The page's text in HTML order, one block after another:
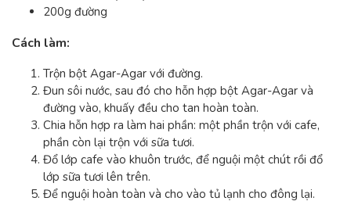
200g đường
Cách làm:
Trộn bột Agar-Agar với đường.
Đun sôi nước, sau đó cho hỗn hợp bột Agar-Agar và
đường vào, khuấy đều cho tan hoàn toàn.
Chia hỗn hợp ra làm hai phần: một phần trộn với cafe,
phần còn lại trộn với sữa tươi.
Đổ lớp cafe vào khuôn trước, để nguội một chút rồi đổ
lớp sữa tươi lên trên.
Để nguội hoàn toàn và cho vào tủ lạnh cho đông lại.